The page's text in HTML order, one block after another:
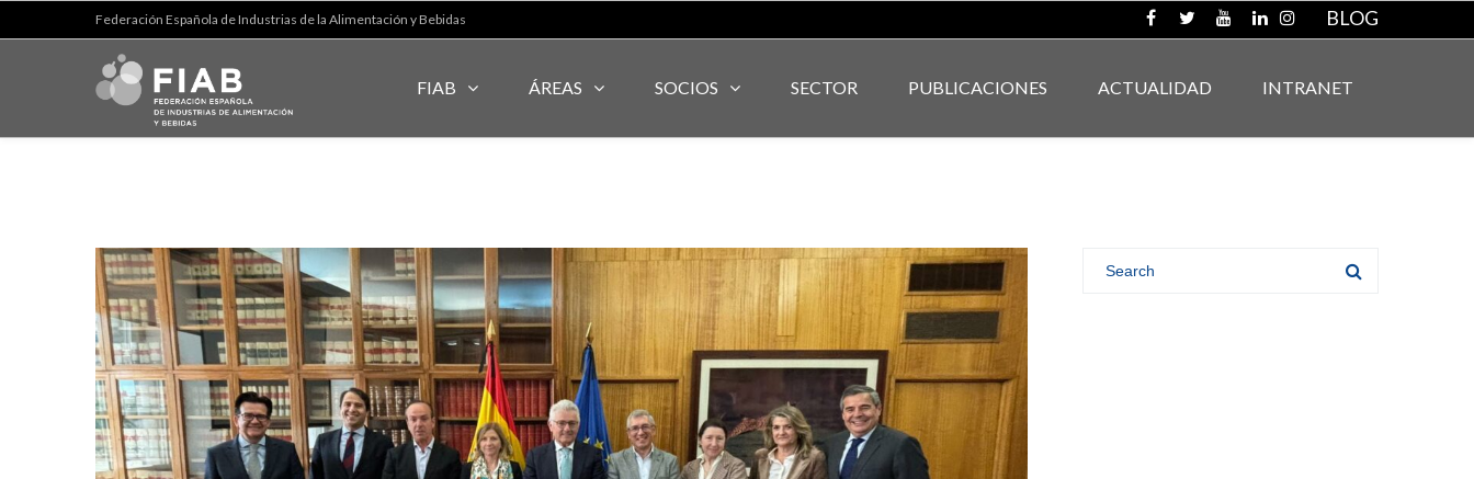
Federación Española de Industrias de la Alimentación y Bebidas BLOG
FIAB ÁREAS SOCIOS SECTOR PUBLICACIONES ACTUALIDAD INTRANET